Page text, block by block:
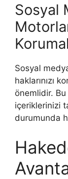
Sosyal
Sosyal
haklarınızı
önemlidir.
içeriklerinizi
durumunda